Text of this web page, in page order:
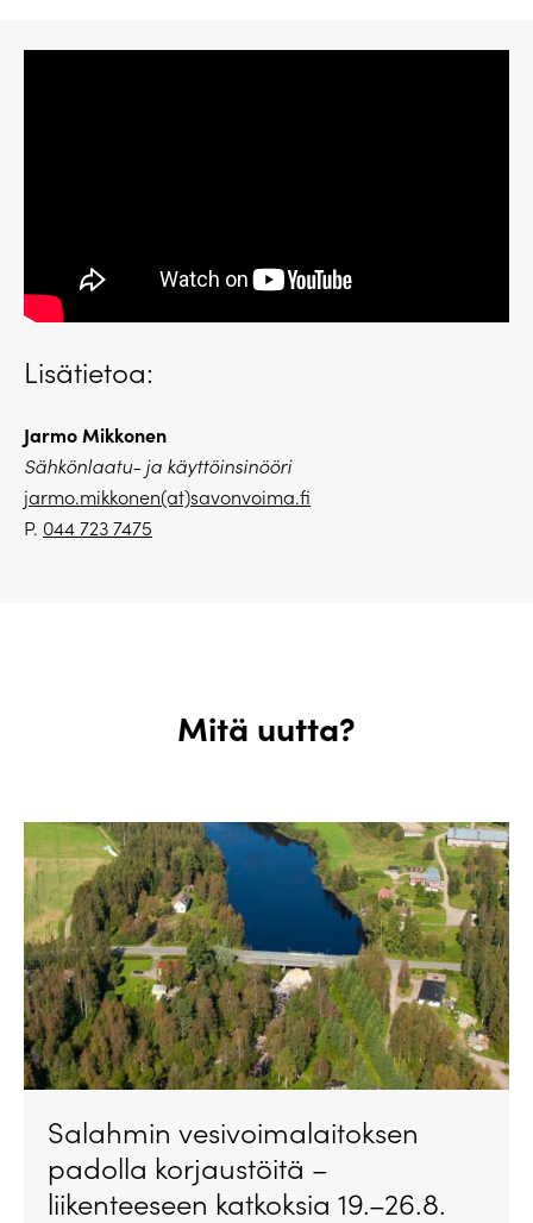
Lisätietoa:
Jarmo Mikkonen
Sähkönlaatu- ja käyttöinsinööri
jarmo.mikkonen(at)savonvoima.fi
P. 044 723 7475
Mitä uutta?
Salahmin vesivoimalaitoksen
padolla korjaustöitä –
liikenteeseen katkoksia 19.–26.8.